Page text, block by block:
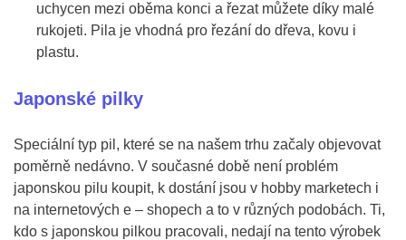
uchycen mezi oběma konci a řezat můžete díky malé
rukojeti. Pila je vhodná pro řezání do dřeva, kovu i
plastu.
Japonské pilky
Speciální typ pil, které se na našem trhu začaly objevovat
poměrně nedávno. V současné době není problém
japonskou pilu koupit, k dostání jsou v hobby marketech i
na internetových e – shopech a to v různých podobách. Ti,
kdo s japonskou pilkou pracovali, nedají na tento výrobek